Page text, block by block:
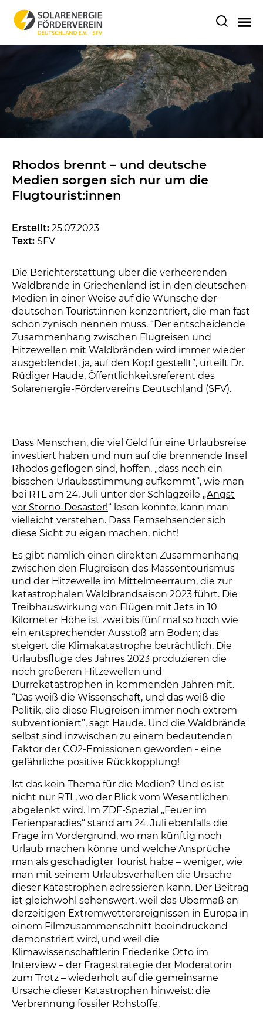
Rhodos brennt – und deutsche
Medien sorgen sich nur um die
Flugtourist:innen
Erstellt: 25.07.2023
Text: SFV
Die Berichterstattung über die verheerenden
Waldbrände in Griechenland ist in den deutschen
Medien in einer Weise auf die Wünsche der
deutschen Tourist:innen konzentriert, die man fast
schon zynisch nennen muss. “Der entscheidende
Zusammenhang zwischen Flugreisen und
Hitzewellen mit Waldbränden wird immer wieder
ausgeblendet, ja, auf den Kopf gestellt”, urteilt Dr.
Rüdiger Haude, Öffentlichkeitsreferent des
Solarenergie-Fördervereins Deutschland (SFV).
Dass Menschen, die viel Geld für eine Urlaubsreise
investiert haben und nun auf die brennende Insel
Rhodos geflogen sind, hoffen, „dass noch ein
bisschen Urlaubsstimmung aufkommt“, wie man
bei RTL am 24. Juli unter der Schlagzeile „Angst
vor Storno-Desaster!“ lesen konnte, kann man
vielleicht verstehen. Dass Fernsehsender sich
diese Sicht zu eigen machen, nicht!
Es gibt nämlich einen direkten Zusammenhang
zwischen den Flugreisen des Massentourismus
und der Hitzewelle im Mittelmeerraum, die zur
katastrophalen Waldbrandsaison 2023 führt. Die
Treibhauswirkung von Flügen mit Jets in 10
Kilometer Höhe ist zwei bis fünf mal so hoch wie
ein entsprechender Ausstoß am Boden; das
steigert die Klimakatastrophe beträchtlich. Die
Urlaubsflüge des Jahres 2023 produzieren die
noch größeren Hitzewellen und
Dürrekatastrophen in kommenden Jahren mit.
“Das weiß die Wissenschaft, und das weiß die
Politik, die diese Flugreisen immer noch extrem
subventioniert”, sagt Haude. Und die Waldbrände
selbst sind inzwischen zu einem bedeutenden
Faktor der CO2-Emissionen geworden - eine
gefährliche positive Rückkopplung!
Ist das kein Thema für die Medien? Und es ist
nicht nur RTL, wo der Blick vom Wesentlichen
abgelenkt wird. Im ZDF-Spezial „Feuer im
Ferienparadies“ stand am 24. Juli ebenfalls die
Frage im Vordergrund, wo man künftig noch
Urlaub machen könne und welche Ansprüche
man als geschädigter Tourist habe – weniger, wie
man mit seinem Urlaubsverhalten die Ursache
dieser Katastrophen adressieren kann. Der Beitrag
ist gleichwohl sehenswert, weil das Übermaß an
derzeitigen Extremwetterereignissen in Europa in
einem Filmzusammenschnitt beeindruckend
demonstriert wird, und weil die
Klimawissenschaftlerin Friederike Otto im
Interview – der Fragestrategie der Moderatorin
zum Trotz – wiederholt auf die gemeinsame
Ursache dieser Katastrophen hinweist: die
Verbrennung fossiler Rohstoffe.